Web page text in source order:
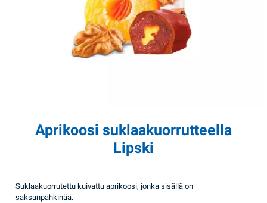
Aprikoosi suklaakuorrutteella
Lipski
Suklaakuorrutettu kuivattu aprikoosi, jonka sisällä on
saksanpähkinää.